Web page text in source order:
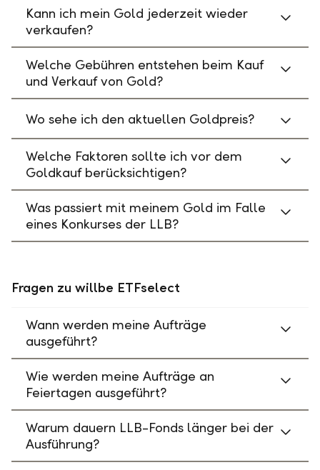
Kann ich mein Gold jederzeit wieder
verkaufen?
Welche Gebühren entstehen beim Kauf
und Verkauf von Gold?
Wo sehe ich den aktuellen Goldpreis?
Welche Faktoren sollte ich vor dem
Goldkauf berücksichtigen?
Was passiert mit meinem Gold im Falle
eines Konkurses der LLB?
Fragen zu willbe ETFselect
Wann werden meine Aufträge
ausgeführt?
Wie werden meine Aufträge an
Feiertagen ausgeführt?
Warum dauern LLB-Fonds länger bei der
Ausführung?